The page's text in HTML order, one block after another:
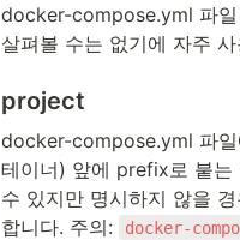
docker-compose.yml 파일
살펴볼 수는 없기에 자주
project
docker-compose.yml 파일
테이너) 앞에 prefix로 붙는
수 있지만 명시하지 않을
합니다. 주의:
docker-